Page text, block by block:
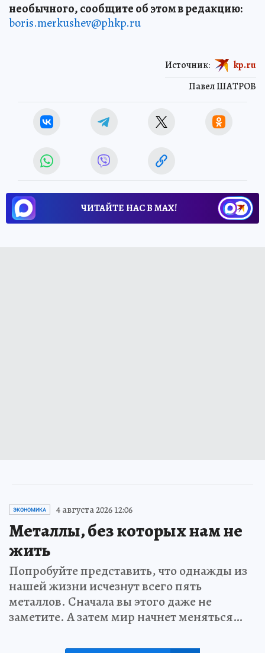
необычного, сообщите об этом в редакцию:
boris.merkushev@phkp.ru
Павел ШАТРОВ
Источник: kp.ru
ЧИТАЙТЕ НАС В МАХ!
ЭКОНОМИКА 4 августа 2026 12:06
Металлы, без которых нам не
жить
Попробуйте представить, что однажды из
нашей жизни исчезнут всего пять
металлов. Сначала вы этого даже не
заметите. А затем мир начнет меняться…